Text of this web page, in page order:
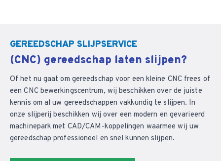
GEREEDSCHAP SLIJPSERVICE
(CNC) gereedschap laten slijpen?
Of het nu gaat om gereedschap voor een kleine CNC frees of
een CNC bewerkingscentrum, wij beschikken over de juiste
kennis om al uw gereedschappen vakkundig te slijpen. In
onze slijperij beschikken wij over een modern en gevarieerd
machinepark met CAD/CAM-koppelingen waarmee wij uw
gereedschap professioneel en snel kunnen slijpen.